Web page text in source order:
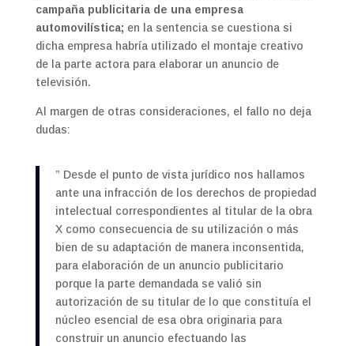
campaña publicitaria de una empresa
automovilística; en la sentencia se cuestiona si
dicha empresa habría utilizado el montaje creativo
de la parte actora para elaborar un anuncio de
televisión.
Al margen de otras consideraciones, el fallo no deja
dudas:
” Desde el punto de vista jurídico nos hallamos
ante una infracción de los derechos de propiedad
intelectual correspondientes al titular de la obra
X como consecuencia de su utilización o más
bien de su adaptación de manera inconsentida,
para elaboración de un anuncio publicitario
porque la parte demandada se valió sin
autorización de su titular de lo que constituía el
núcleo esencial de esa obra originaria para
construir un anuncio efectuando las